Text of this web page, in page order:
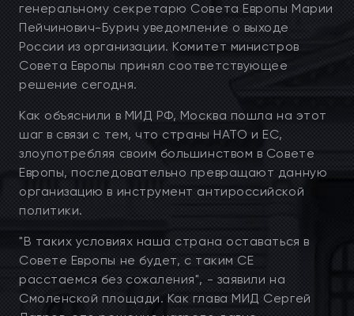
генеральному секретарю Совета Европы Марии
Пейчинович-Бурич уведомление о выходе
России из организации. Комитет министров
Совета Европы принял соответствующее
решение сегодня.
Как объяснили в МИД РФ, Москва пошла на этот
шаг в связи с тем, что страны НАТО и ЕС,
злоупотребляя своим большинством в Совете
Европы, последовательно превращают данную
организацию в инструмент антироссийской
политики.
"В таких условиях наша страна оставаться в
Совете Европы не будет, с таким СЕ
расстаемся без сожаления", - заявили на
Смоленской площади. Как глава МИД Сергей